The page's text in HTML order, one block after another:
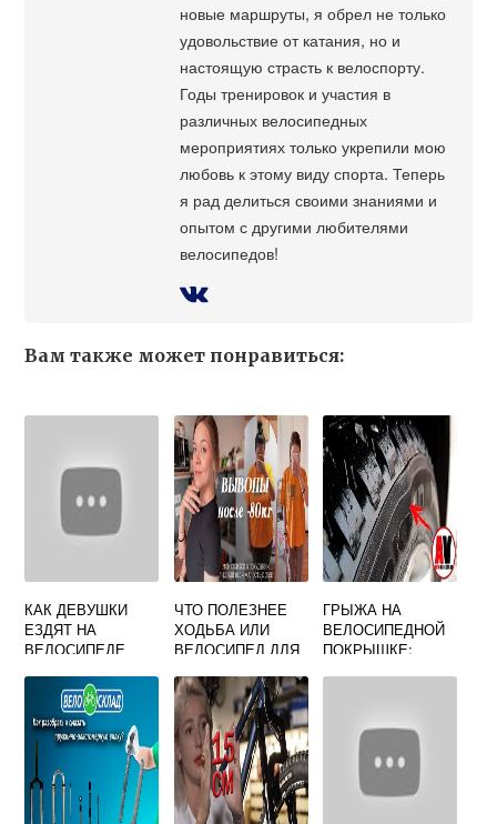
новые маршруты, я обрел не только
удовольствие от катания, но и
настоящую страсть к велоспорту.
Годы тренировок и участия в
различных велосипедных
мероприятиях только укрепили мою
любовь к этому виду спорта. Теперь
я рад делиться своими знаниями и
опытом с другими любителями
велосипедов!
Вам также может понравиться:
КАК ДЕВУШКИ
ЕЗДЯТ НА
ВЕЛОСИПЕДЕ
ЧТО ПОЛЕЗНЕЕ
ХОДЬБА ИЛИ
ВЕЛОСИПЕД ДЛЯ
ГРЫЖА НА
ВЕЛОСИПЕДНОЙ
ПОКРЫШКЕ: